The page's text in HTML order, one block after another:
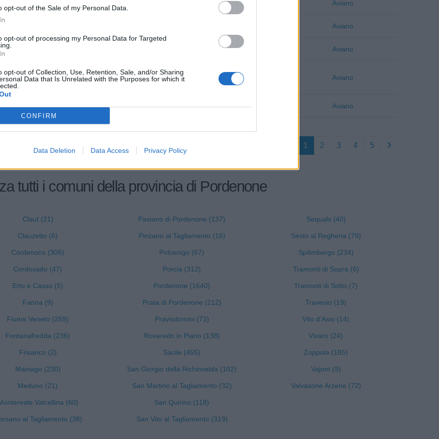
opt-out of the Sale of my Personal Data.
opt-out of processing my Personal Data for Targeted
opt-out of Collection, Use, Retention, Sale, and/or Sharing
Data that Is Unrelated with the Purposes for which it
CONFIRM
Data Deletion Data Access Privacy Policy
SRL Aviano
Aviano
Aviano
COSTRUZIONI METALLICHE
1-2 milioni Aviano
ASFALTI S.R.L. 5-10 milioni 42.11.00 Aviano
1 2 3 4 5
tutti i comuni della provincia di Pordenone
Claut (21)
Clauzetto (6)
Cordenons (305)
Cordovado (47)
Erto e Casso (5)
Fanna (9)
Fiume Veneto (259)
Fontanafredda (236)
Frisanco (2)
Maniago (230)
Meduno (21)
Valcellina (60)
al Tagliamento (38)
Pasiano di Pordenone (137)
Pinzano al Tagliamento (16)
Polcenigo (67)
Porcia (312)
Pordenone (1640)
Prata di Pordenone (212)
Pravisdomini (73)
Roveredo in Piano (138)
Sacile (455)
San Giorgio della Richinvelda (102)
San Martino al Tagliamento (32)
San Quirino (118)
San Vito al Tagliamento (319)
Sequals (40)
Sesto al Reghena (79)
Spilimbergo (234)
Tramonti di Sopra (6)
Tramonti di Sotto (7)
Travesio (19)
Vito d'Asio (14)
Vivaro (24)
Zoppola (185)
Vajont (9)
Valvasone Arzene (72)